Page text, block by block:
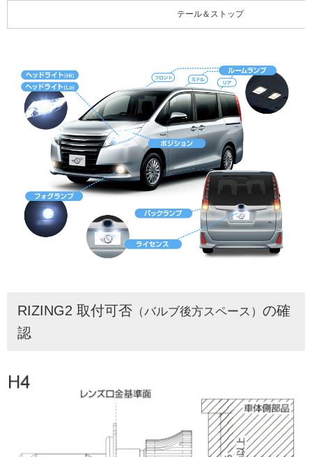
テール＆ストップ
RIZING2 取付可否 （バルブ後方スペース） の確
認